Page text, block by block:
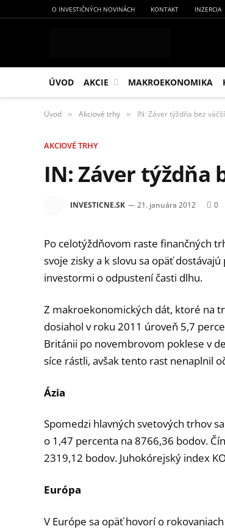
O INVESTIČNÝCH NOVINÁCH KONTAKT INZERCIA
ÚVOD AKCIE MAKROEKONOMIKA
Úvod » Akciové trhy » IN: Záver týždňa bez
AKCIOVÉ TRHY
IN: Záver týždňa
INVESTICNE.SK 21. januára 2012 0
Po celotýždňovom raste finančných
svoje zisky a k slovu sa opäť
investormi o odpustení časti dlhu.
Z makroekonomických dát, ktoré na
dosiahol v roku 2011 úroveň 5,7
Británii po novembrovom poklese v
síce rástli, avšak tento rast nenaplnil
Ázia
Spomedzi hlavných svetových trhov
o 1,47 percenta na 8766,36 bodov.
2319,12 bodov. Juhokórejský index
Európa
V Európe sa opäť hovorí o